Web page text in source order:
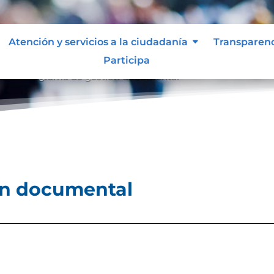
Atención y servicios a la ciudadanía
Participa
documental